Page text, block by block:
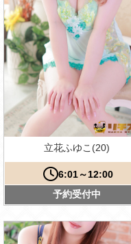
立花ふゆこ(20)
6:01～12:00
予約受付中